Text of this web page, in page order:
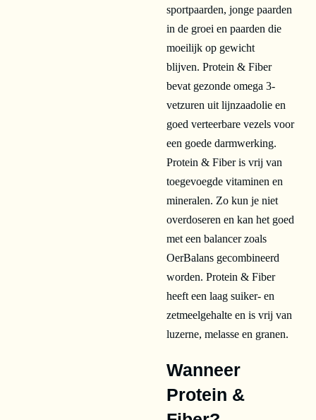
sportpaarden, jonge paarden
in de groei en paarden die
moeilijk op gewicht
blijven. Protein & Fiber
bevat gezonde omega 3-
vetzuren uit lijnzaadolie en
goed verteerbare vezels voor
een goede darmwerking.
Protein & Fiber is vrij van
toegevoegde vitaminen en
mineralen. Zo kun je niet
overdoseren en kan het goed
met een balancer zoals
OerBalans gecombineerd
worden. Protein & Fiber
heeft een laag suiker- en
zetmeelgehalte en is vrij van
luzerne, melasse en granen.
Wanneer
Protein &